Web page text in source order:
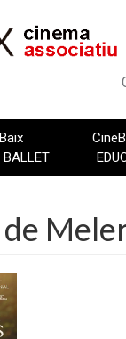
BALLET
de